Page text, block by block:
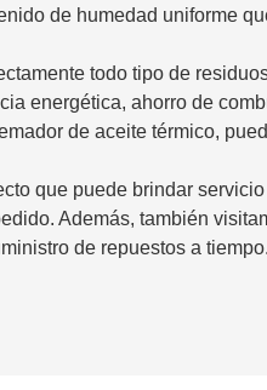
de humedad uniforme
todo tipo de
energética, ahorro de
de aceite térmico,
que puede brindar
Además, también
de repuestos a tiempo.